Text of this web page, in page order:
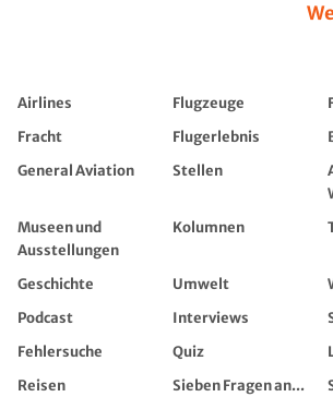
Airlines Flugzeuge
Fracht
Flugerlebnis
General Aviation
Stellen
Museen und
Ausstellungen
Kolumnen
Geschichte Umwelt
Podcast
Interviews
Fehlersuche
Quiz
Reisen
Sieben Fragen an...